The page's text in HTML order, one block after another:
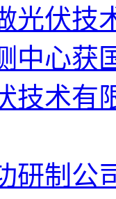
光伏技
中心获
技术有
研制公